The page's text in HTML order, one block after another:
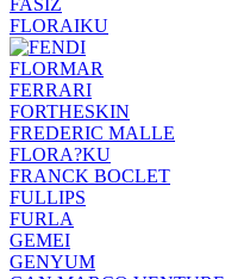
FLORAIKU
FLORMAR
FERRARI
FORTHESKIN
FREDERIC MALLE
FLORA?KU
FRANCK BOCLET
FULLIPS
FURLA
GEMEI
GENYUM